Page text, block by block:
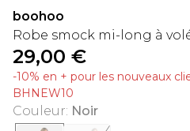
boohoo
Robe smock mi-long à
29,00 €
-10% en + pour les nouveaux
BHNEW10
Couleur: Noir